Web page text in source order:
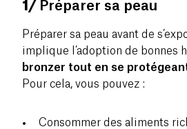
1/ Préparer sa peau
Préparer sa peau avant de
implique l’adoption de bonnes
bronzer tout en se
Pour cela, vous pouvez :
Consommer des aliments